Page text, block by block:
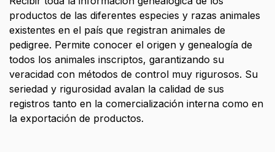
productos de las diferentes especies y razas animales
existentes en el país que registran animales de
pedigree. Permite conocer el origen y genealogía de
todos los animales inscriptos, garantizando su
veracidad con métodos de control muy rigurosos. Su
seriedad y rigurosidad avalan la calidad de sus
registros tanto en la comercialización interna como en
la exportación de productos.